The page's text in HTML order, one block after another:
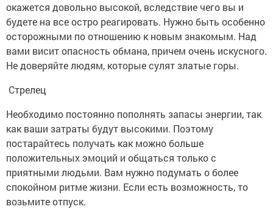
окажется довольно высокой, вследствие чего вы и
будете на все остро реагировать. Нужно быть особенно
осторожными по отношению к новым знакомым. Над
вами висит опасность обмана, причем очень искусного.
Не доверяйте людям, которые сулят златые горы.
Стрелец
Необходимо постоянно пополнять запасы энергии, так
как ваши затраты будут высокими. Поэтому
постарайтесь получать как можно больше
положительных эмоций и общаться только с
приятными людьми. Вам нужно подумать о более
спокойном ритме жизни. Если есть возможность, то
возьмите отпуск.